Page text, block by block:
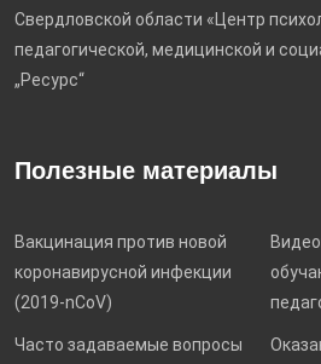
Свердловской области «Центр
педагогической, медицинской и
„Ресурс“
Полезные материалы
Вакцинация против новой
коронавирусной инфекции
(2019-nCoV)
Часто задаваемые вопросы